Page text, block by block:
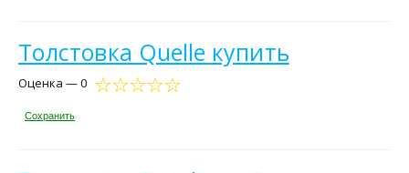
Толстовка Quelle купить
Оценка — 0
Сохранить